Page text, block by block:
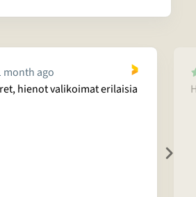
month ago
hienot valikoimat erilaisia